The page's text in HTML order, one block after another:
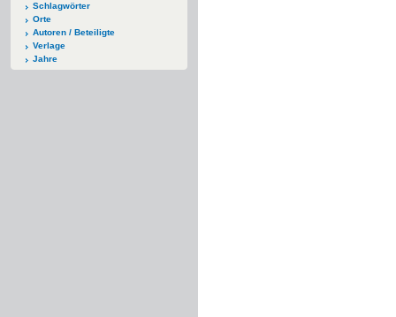
Schlagwörter
Orte
Autoren / Beteiligte
Verlage
Jahre